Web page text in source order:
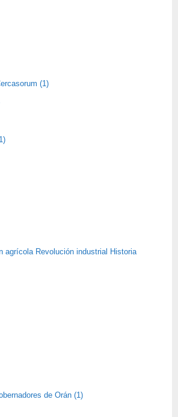
(1)
agrícola Revolución industrial Historia
de Orán (1)